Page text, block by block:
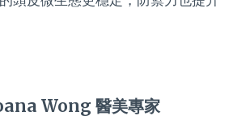
Wong 醫美專家